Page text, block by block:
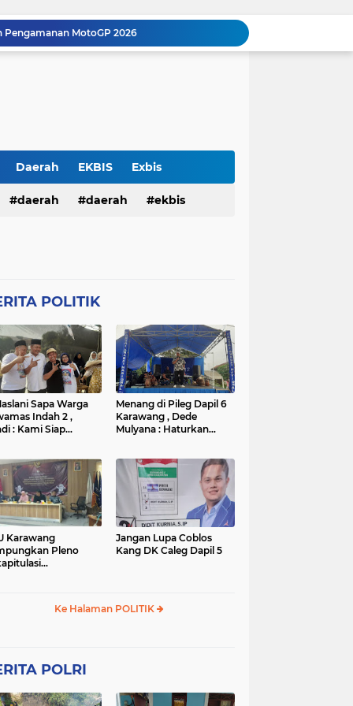
Pengamanan MotoGP 2026
Balai Kemitraan Tiga Pilar Mulai Dibangun, Kapolda NTB Dorong Kolaborasi untuk Kamtibmas
Kapolsek Cikampek Kompol Aji Setiaji Pimpin Apel Pagi di Mapolsek Cikampek
Daerah EKBIS Exbis
Polda Bali Połda Bali
Połres Karawang.
Karawang Polri poĺri
TNI TNI WISATA
daerah daerah ekbis
ciko polres garut
połres karawang
polres subang
połsek karawang
POLITIK
Sapa Warga
Indah 2 ,
: Kami Siap
Menang di Pileg Dapil 6
Karawang , Dede
Mulyana : Haturkan
Karawang
Pleno
Jangan Lupa Coblos
Kang DK Caleg Dapil 5
Ke Halaman POLITIK
POLRI